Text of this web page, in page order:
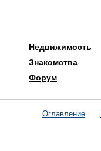
Недвижимость
Знакомства
Форум
Оглавление